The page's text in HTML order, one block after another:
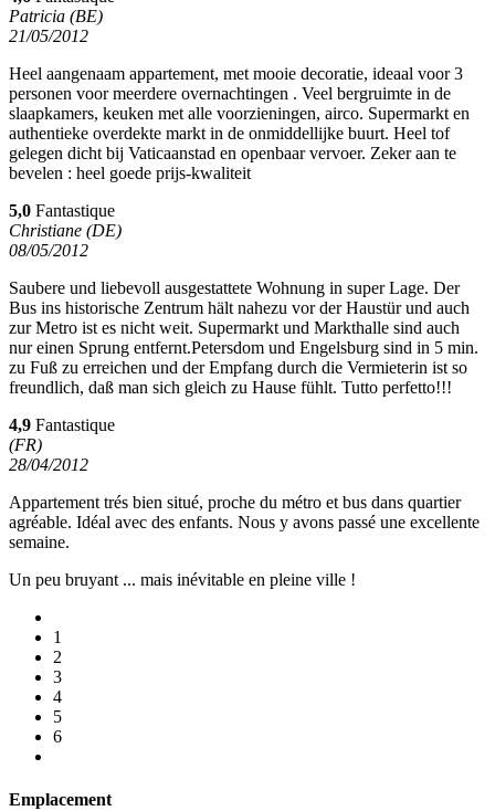
Patricia (BE)
21/05/2012
Heel aangenaam appartement, met mooie decoratie, ideaal voor 3
personen voor meerdere overnachtingen . Veel bergruimte in de
slaapkamers, keuken met alle voorzieningen, airco. Supermarkt en
authentieke overdekte markt in de onmiddellijke buurt. Heel tof
gelegen dicht bij Vaticaanstad en openbaar vervoer. Zeker aan te
bevelen : heel goede prijs-kwaliteit
5,0 Fantastique
Christiane (DE)
08/05/2012
Saubere und liebevoll ausgestattete Wohnung in super Lage. Der
Bus ins historische Zentrum hält nahezu vor der Haustür und auch
zur Metro ist es nicht weit. Supermarkt und Markthalle sind auch
nur einen Sprung entfernt.Petersdom und Engelsburg sind in 5 min.
zu Fuß zu erreichen und der Empfang durch die Vermieterin ist so
freundlich, daß man sich gleich zu Hause fühlt. Tutto perfetto!!!
4,9 Fantastique
(FR)
28/04/2012
Appartement trés bien situé, proche du métro et bus dans quartier
agréable. Idéal avec des enfants. Nous y avons passé une excellente
semaine.
Un peu bruyant ... mais inévitable en pleine ville !
1
2
3
4
5
6
Emplacement